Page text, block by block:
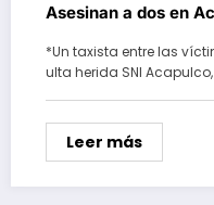
Asesinan a dos en
*Un taxista entre las
ulta herida SNI
Leer más